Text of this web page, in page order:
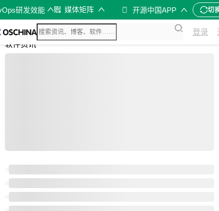
研发效能 媒体矩阵 开源中国APP 切
登录
综合
开源资讯
软件资讯